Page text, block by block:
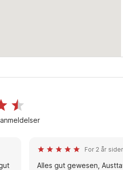
For 2 år
Alles gut gewesen,